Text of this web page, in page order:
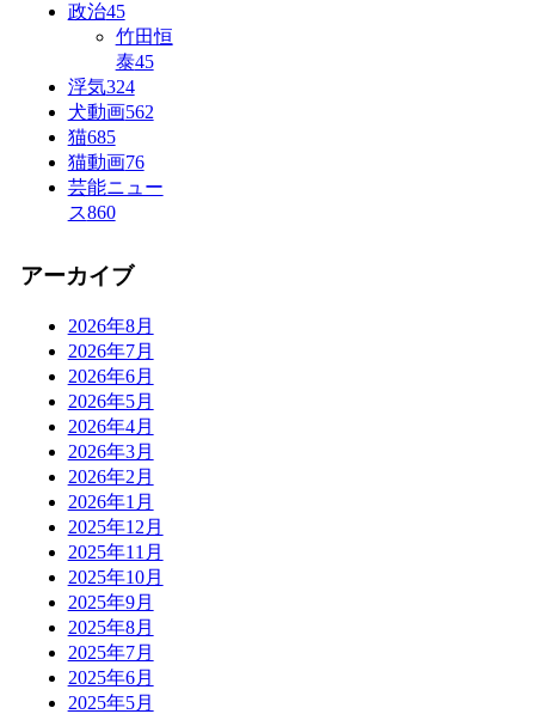
政治45
竹田恒
泰45
浮気324
犬動画562
猫685
猫動画76
芸能ニュー
ス860
アーカイブ
2026年8月
2026年7月
2026年6月
2026年5月
2026年4月
2026年3月
2026年2月
2026年1月
2025年12月
2025年11月
2025年10月
2025年9月
2025年8月
2025年7月
2025年6月
2025年5月